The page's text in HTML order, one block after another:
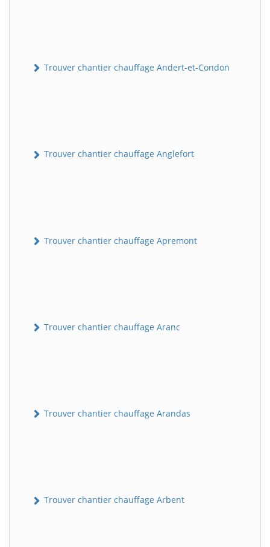
Trouver chantier chauffage Andert-et-Condon
Trouver chantier chauffage Anglefort
Trouver chantier chauffage Apremont
Trouver chantier chauffage Aranc
Trouver chantier chauffage Arandas
Trouver chantier chauffage Arbent